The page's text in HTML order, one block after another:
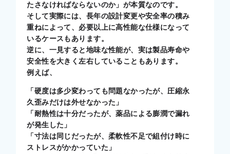
たさなければならないのか」が本質なのです。
そして実際には、長年の設計変更や安全率の積み
重ねによって、必要以上に高性能な仕様になって
いるケースもあります。
逆に、一見すると地味な性能が、実は製品寿命や
安全性を大きく左右していることもあります。
例えば、
「硬度は多少変わっても問題なかったが、圧縮永
久歪みだけは外せなかった」
「耐熱性は十分だったが、薬品による膨潤で漏れ
が発生した」
「寸法は同じだったが、柔軟性不足で組付け時に
ストレスがかかっていた」